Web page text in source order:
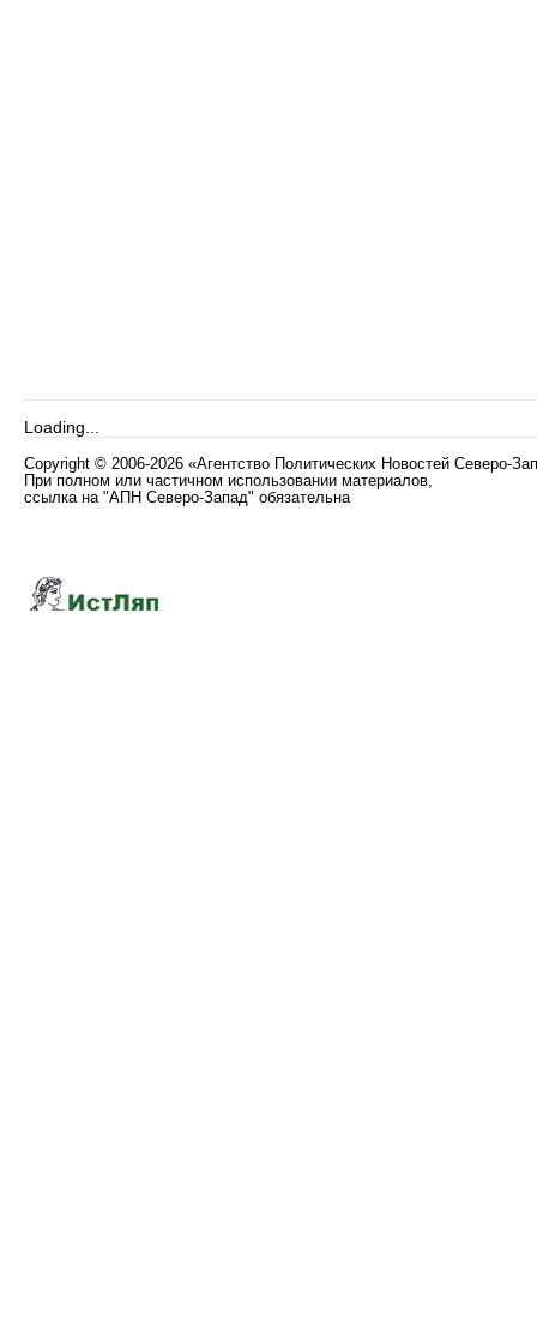
Loading...
Copyright © 2006-2026 «Агентство Политических Новостей Северо-
При полном или частичном использовании материалов,
ссылка на "АПН Северо-Запад" обязательна